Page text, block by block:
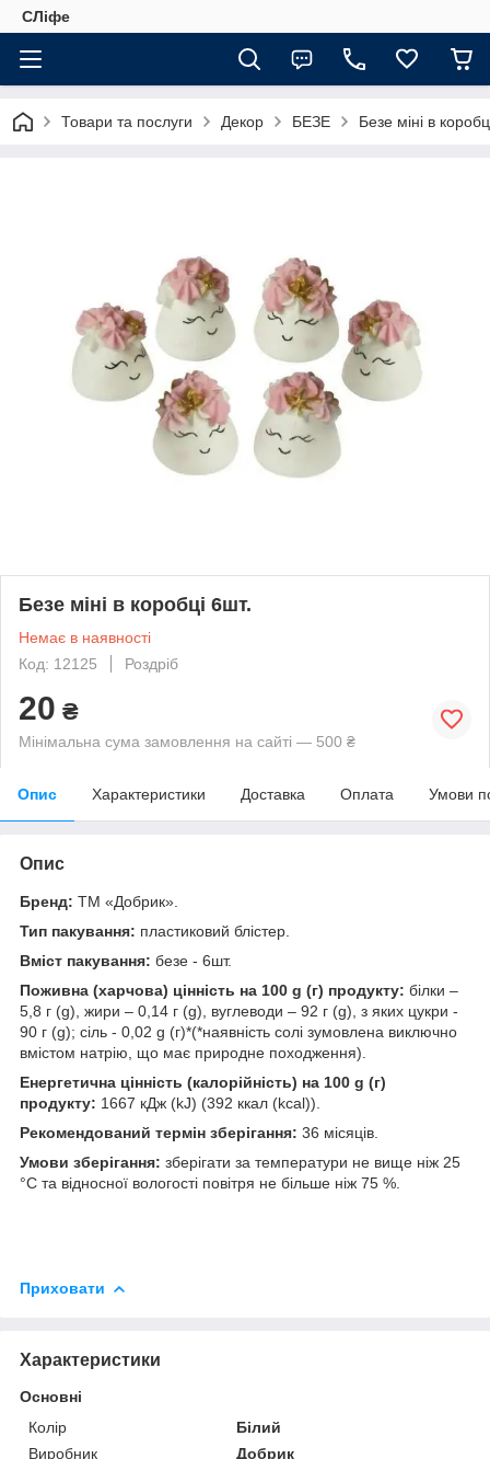
СЛіфе
Товари та послуги Декор БЕЗЕ Безе міні в
Безе міні в коробці 6шт.
Немає в наявності
Код: 12125
Роздріб
20 ₴
Мінімальна сума замовлення на сайті — 500 ₴
Опис Характеристики Доставка Оплата Умови
Опис
Бренд: ТМ «Добрик».
Тип пакування: пластиковий блістер.
Вміст пакування: безе - 6шт.
Поживна (харчова) цінність на 100 g (г) продукту: білки –
5,8 г (g), жири – 0,14 г (g), вуглеводи – 92 г (g), з яких цукри -
90 г (g); сіль - 0,02 g (г)*(*наявність солі зумовлена виключно
вмістом натрію, що має природне походження).
Енергетична цінність (калорійність) на 100 g (г)
продукту: 1667 кДж (kJ) (392 ккал (kcal)).
Рекомендований термін зберігання: 36 місяців.
Умови зберігання: зберігати за температури не вище ніж 25
°С та відносної вологості повітря не більше ніж 75 %.
Приховати
Характеристики
Основні
Колір
Білий
Виробник
Добрик